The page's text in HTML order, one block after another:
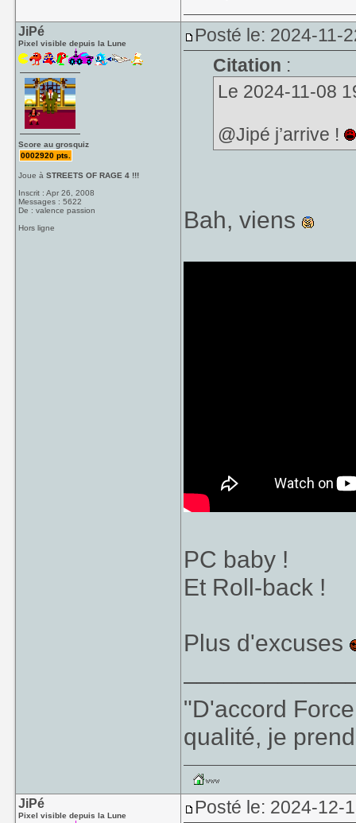
JiPé
Pixel visible depuis la Lune
Score au grosquiz
0002920 pts.
Joue àSTREETS OF RAGE 4 !!!
Inscrit : Apr 26, 2008
Messages : 5622
De : valence passion
Hors ligne
Posté le: 2024-11-
Citation :
Le 2024-11-08
@Jipé j’arrive !
Bah, viens
PC baby !
Et Roll-back !
Plus d'excuses
"D'accord
qualité, je
JiPé
Pixel visible depuis la Lune Posté le: 2024-12-